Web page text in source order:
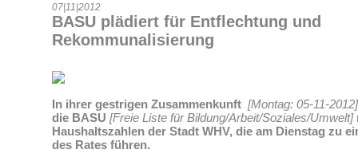
07|11|2012
BASU plädiert für Entflechtung und
Rekommunalisierung
In ihrer gestrigen Zusammenkunft [Montag: 05-11-2012]
die BASU [Freie Liste für Bildung/Arbeit/Soziales/Umwelt]
Haushaltszahlen der Stadt WHV, die am Dienstag zu
des Rates führen.